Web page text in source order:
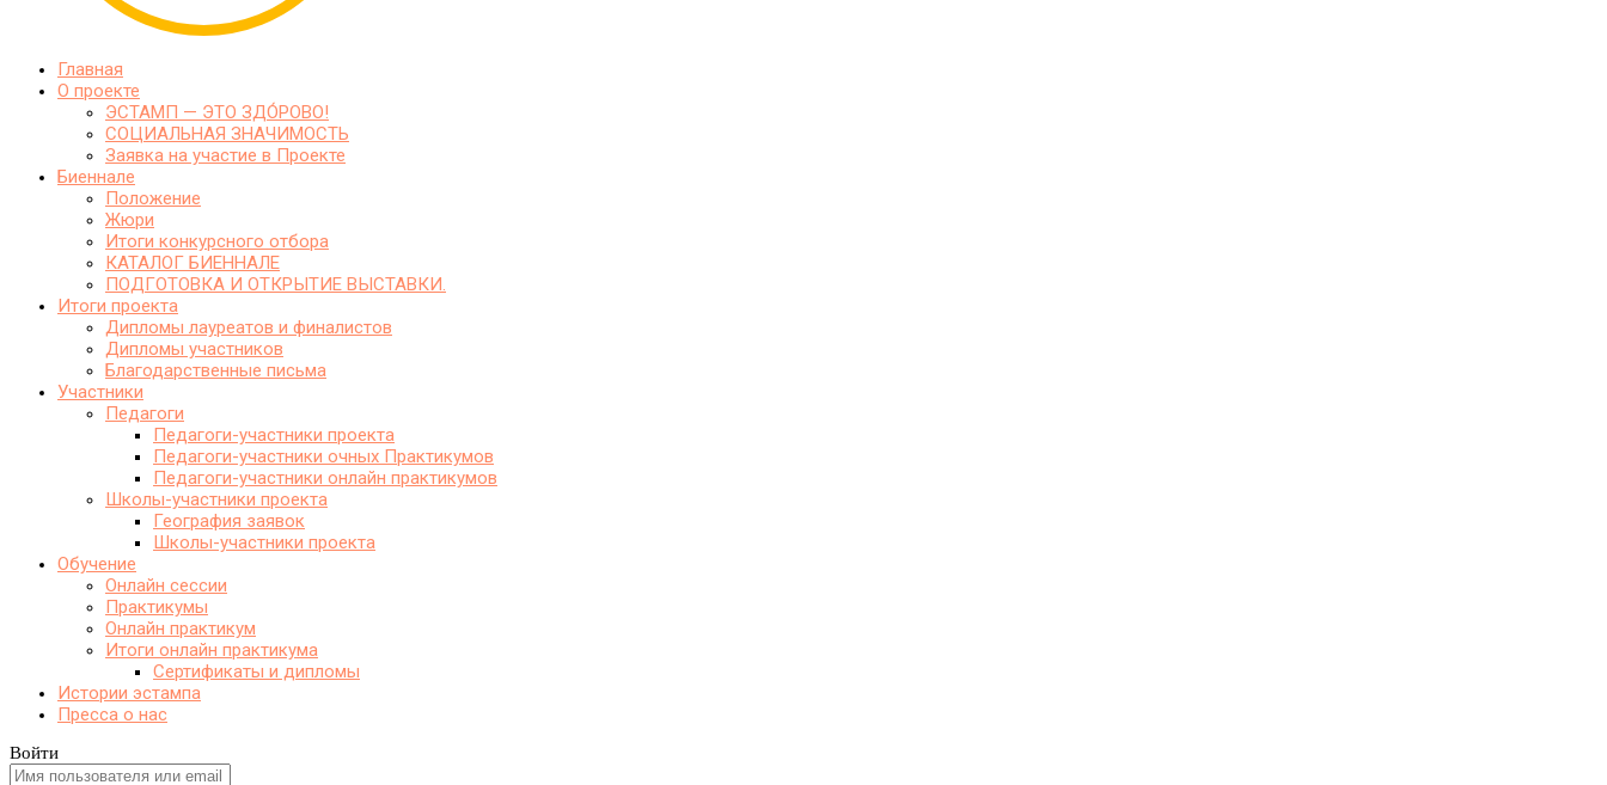
Главная
О проекте
ЭСТАМП — ЭТО ЗДО́РОВО!
СОЦИАЛЬНАЯ ЗНАЧИМОСТЬ
Заявка на участие в Проекте
Биеннале
Положение
Жюри
Итоги конкурсного отбора
КАТАЛОГ БИЕННАЛЕ
ПОДГОТОВКА И ОТКРЫТИЕ ВЫСТАВКИ.
Итоги проекта
Дипломы лауреатов и финалистов
Дипломы участников
Благодарственные письма
Участники
Педагоги
Педагоги-участники проекта
Педагоги-участники очных Практикумов
Педагоги-участники онлайн практикумов
Школы-участники проекта
География заявок
Школы-участники проекта
Обучение
Онлайн сессии
Практикумы
Онлайн практикум
Итоги онлайн практикума
Сертификаты и дипломы
Истории эстампа
Пресса о нас
Войти